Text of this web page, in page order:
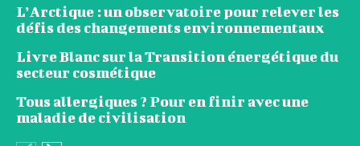
L’Arctique : un observatoire pour relever les
défis des changements environnementaux
Livre Blanc sur la Transition énergétique du
secteur cosmétique
Tous allergiques ? Pour en finir avec une
maladie de civilisation